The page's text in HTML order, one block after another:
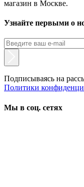
магазин в Москве.
Узнайте первыми о
Подписываясь на
Политики
Мы в соц. сетях